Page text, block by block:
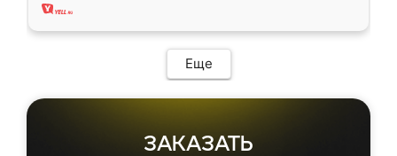
Еще
ЗАКАЗАТЬ